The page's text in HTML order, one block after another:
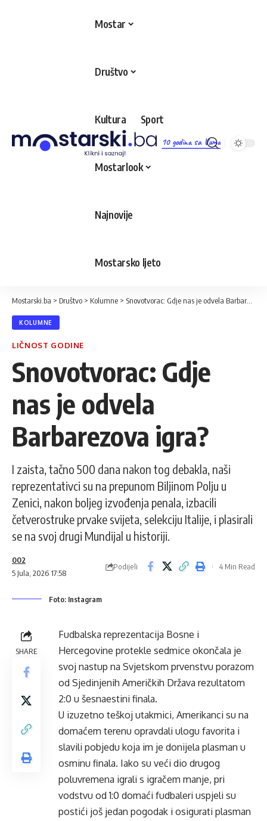
10 godina sa Vama
Mostar
Društvo
Kultura Sport
Mostarlook
Najnovije
Mostarsko ljeto
Mostarski.ba > Društvo > Kolumne > Snovotvorac: Gdje nas je odvela Barbarezova igra?
KOLUMNE
LIČNOST GODINE
Snovotvorac: Gdje
nas je odvela
Barbarezova igra?
I zaista, tačno 500 dana nakon tog debakla, naši
reprezentativci su na prepunom Biljinom Polju u
Zenici, nakon boljeg izvođenja penala, izbacili
četverostruke prvake svijeta, selekciju Italije, i plasirali
se na svoj drugi Mundijal u historiji.
5 Jula, 2026 17:58
002
Podijeli 4 Min Read
Foto: Instagram
SHARE
Fudbalska reprezentacija Bosne i
Hercegovine protekle sedmice okončala je
svoj nastup na Svjetskom prvenstvu porazom
od Sjedinjenih Američkih Država rezultatom
2:0 u šesnaestini finala.
U izuzetno teškoj utakmici, Amerikanci su na
domaćem terenu opravdali ulogu favorita i
slavili pobjedu koja im je donijela plasman u
osminu finala. Iako su veći dio drugog
poluvremena igrali s igračem manje, pri
vodstvu od 1:0 domaći fudbaleri uspjeli su
postići još jedan pogodak i osigurati plasman